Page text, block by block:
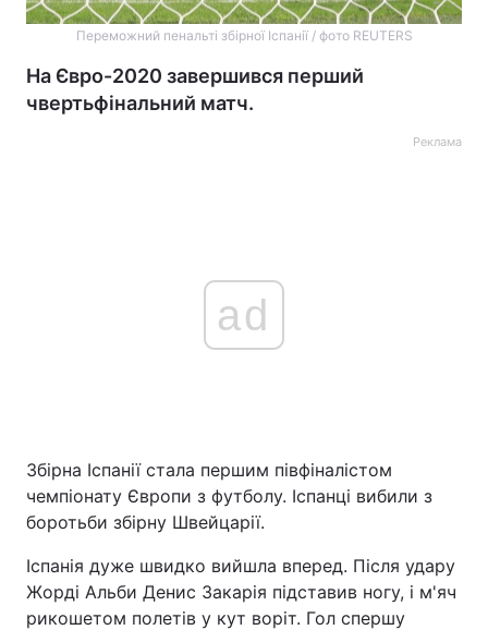
Переможний пенальті збірної Іспанії / фото REUTERS
На Євро-2020 завершився перший
чвертьфінальний матч.
Реклама
ad
Збірна Іспанії стала першим півфіналістом
чемпіонату Європи з футболу. Іспанці вибили з
боротьби збірну Швейцарії.
Іспанія дуже швидко вийшла вперед. Після удару
Жорді Альби Денис Закарія підставив ногу, і м'яч
рикошетом полетів у кут воріт. Гол спершу